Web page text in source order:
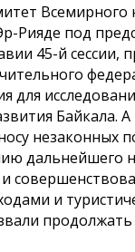
Всемирного
Рияде под
45-й сессии,
для
Байкала.
незаконных
дальнейшего
и
и
продолжать